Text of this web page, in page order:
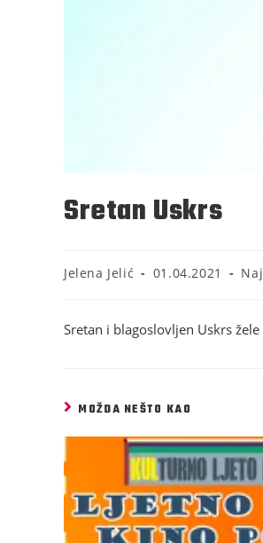
Sretan Uskrs
Jelena Jelić 01.04.2021
Sretan i blagoslovljen Uskrs
MOŽDA NEŠTO KAO